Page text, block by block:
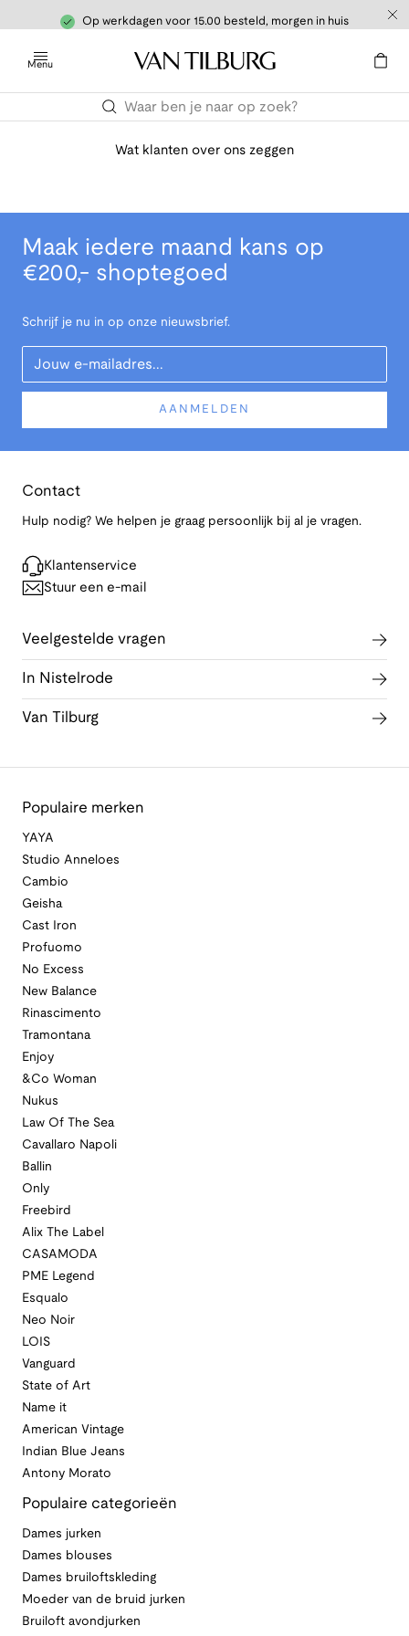
Op werkdagen voor 15.00 besteld, morgen in huis
Menu
Wat klanten over ons zeggen
Maak iedere maand kans op
€200,- shoptegoed
Schrijf je nu in op onze nieuwsbrief.
Your Email
AANMELDEN
Contact
Hulp nodig? We helpen je graag persoonlijk bij al je vragen.
Klantenservice
Stuur een e-mail
Veelgestelde vragen
In Nistelrode
Van Tilburg
Populaire merken
YAYA
Studio Anneloes
Cambio
Geisha
Cast Iron
Profuomo
No Excess
New Balance
Rinascimento
Tramontana
Enjoy
&Co Woman
Nukus
Law Of The Sea
Cavallaro Napoli
Ballin
Only
Freebird
Alix The Label
CASAMODA
PME Legend
Esqualo
Neo Noir
LOIS
Vanguard
State of Art
Name it
American Vintage
Indian Blue Jeans
Antony Morato
Populaire categorieën
Dames jurken
Dames blouses
Dames bruiloftskleding
Moeder van de bruid jurken
Bruiloft avondjurken